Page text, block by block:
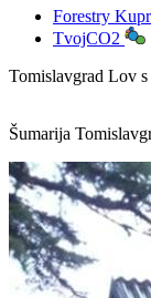
Forestry
TvojCO2
Tomislavgrad Lov
Šumarija